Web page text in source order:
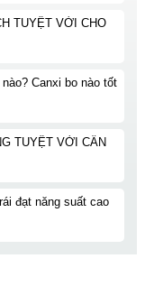
TUYỆT VỜI CHO
Canxi bo nào tốt
TUYỆT VỜI CẦN
đạt năng suất cao